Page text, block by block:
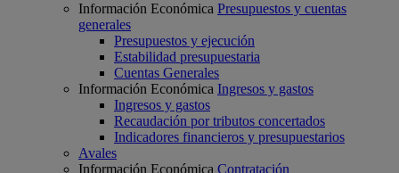
Información Económica Presupuestos y cuentas
generales
Presupuestos y ejecución
Estabilidad presupuestaria
Cuentas Generales
Información Económica Ingresos y gastos
Ingresos y gastos
Recaudación por tributos concertados
Indicadores financieros y presupuestarios
Avales
Información Económica Contratación